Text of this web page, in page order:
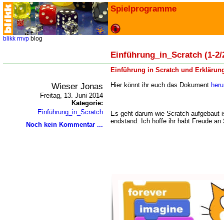
Spielprogramme
blikk rnvp blog
Einführung_in_Scratch (1-2/
Einführung in Scratch und
Wieser Jonas
Freitag, 13. Juni 2014
Kategorie:
Einführung_in_Scratch
Noch kein Kommentar ...
Hier könnt ihr euch das Dokument
Es geht darum wie Scratch aufgebaut
endstand. Ich hoffe ihr habt Freude an